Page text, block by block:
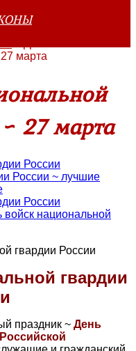
марта
27 марта
России ~ лучшие
национальной
гвардии
праздник ~ День